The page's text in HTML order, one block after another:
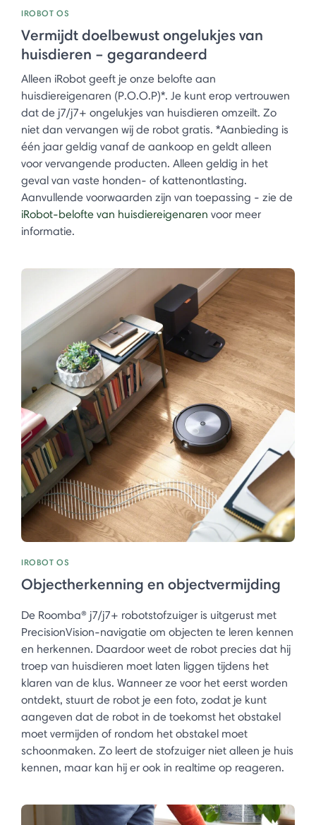
IROBOT OS
Vermijdt doelbewust ongelukjes van
huisdieren – gegarandeerd
Alleen iRobot geeft je onze belofte aan
huisdiereigenaren (P.O.O.P)*. Je kunt erop vertrouwen
dat de j7/j7+ ongelukjes van huisdieren omzeilt. Zo
niet dan vervangen wij de robot gratis. *Aanbieding is
één jaar geldig vanaf de aankoop en geldt alleen
voor vervangende producten. Alleen geldig in het
geval van vaste honden- of kattenontlasting.
Aanvullende voorwaarden zijn van toepassing - zie de
iRobot-belofte van huisdiereigenaren voor meer
informatie.
IROBOT OS
Objectherkenning en objectvermijding
De Roomba® j7/j7+ robotstofzuiger is uitgerust met
PrecisionVision-navigatie om objecten te leren kennen
en herkennen. Daardoor weet de robot precies dat hij
troep van huisdieren moet laten liggen tijdens het
klaren van de klus. Wanneer ze voor het eerst worden
ontdekt, stuurt de robot je een foto, zodat je kunt
aangeven dat de robot in de toekomst het obstakel
moet vermijden of rondom het obstakel moet
schoonmaken. Zo leert de stofzuiger niet alleen je huis
kennen, maar kan hij er ook in realtime op reageren. ​